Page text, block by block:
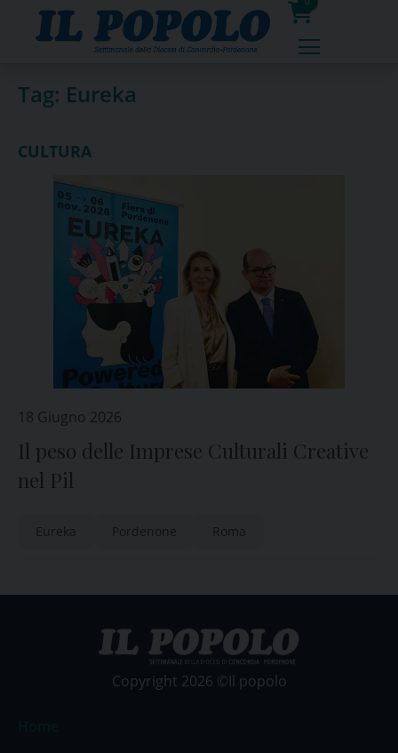
0
prodotti
Tag: Eureka
CULTURA
18 Giugno 2026
Il peso delle Imprese Culturali Creative
nel Pil
Eureka Pordenone Roma
Copyright 2026 ©Il popolo